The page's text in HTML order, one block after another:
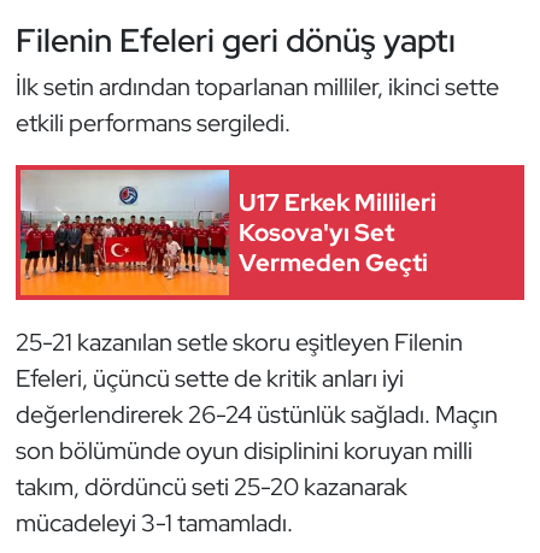
Filenin Efeleri geri dönüş yaptı
İlk setin ardından toparlanan milliler, ikinci sette
etkili performans sergiledi.
U17 Erkek Millileri
Kosova'yı Set
Vermeden Geçti
25-21 kazanılan setle skoru eşitleyen Filenin
Efeleri, üçüncü sette de kritik anları iyi
değerlendirerek 26-24 üstünlük sağladı. Maçın
son bölümünde oyun disiplinini koruyan milli
takım, dördüncü seti 25-20 kazanarak
mücadeleyi 3-1 tamamladı.
Hava Sporları
Hentbol
İşitme Engelli Sporcular
Judo ve Kuraş
Kano ve Rafting
Karate
Kayak
Kempo
Kick Boks